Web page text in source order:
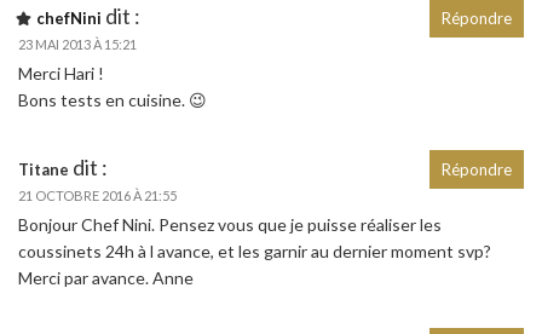
chefNini dit :
23 MAI 2013 À 15:21
Merci Hari !
Bons tests en cuisine. 😉
Répondre
Titane dit :
21 OCTOBRE 2016 À 21:55
Bonjour Chef Nini. Pensez vous que je puisse réaliser les
coussinets 24h à l avance, et les garnir au dernier moment svp?
Merci par avance. Anne
Répondre